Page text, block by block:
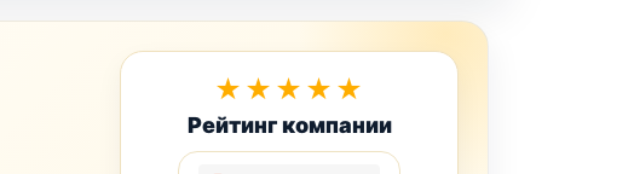
★★★★★
Рейтинг компании